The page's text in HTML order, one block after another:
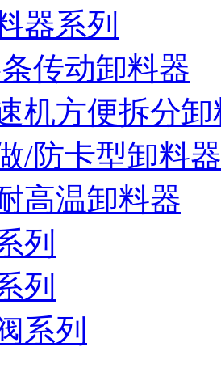
器系列
传动卸料器
机方便拆分卸
/防卡型卸料器
高温卸料器
列
列
系列